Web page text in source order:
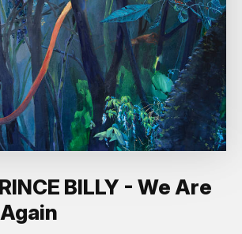
BILLY - We Are